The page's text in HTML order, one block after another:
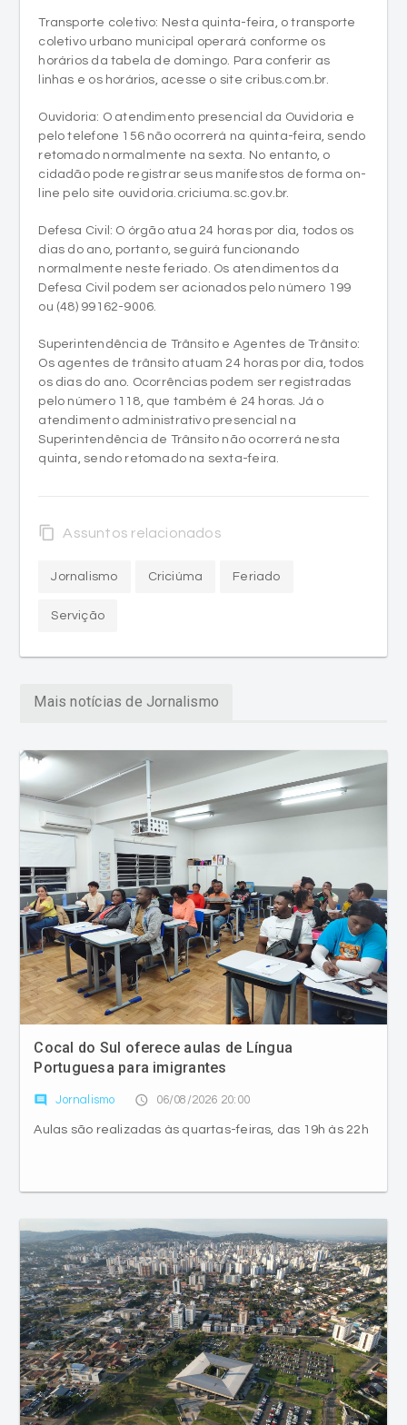
Transporte coletivo: Nesta quinta-feira, o transporte
coletivo urbano municipal operará conforme os
horários da tabela de domingo. Para conferir as
linhas e os horários, acesse o site cribus.com.br.
Ouvidoria: O atendimento presencial da Ouvidoria e
pelo telefone 156 não ocorrerá na quinta-feira, sendo
retomado normalmente na sexta. No entanto, o
cidadão pode registrar seus manifestos de forma on-
line pelo site ouvidoria.criciuma.sc.gov.br.
Defesa Civil: O órgão atua 24 horas por dia, todos os
dias do ano, portanto, seguirá funcionando
normalmente neste feriado. Os atendimentos da
Defesa Civil podem ser acionados pelo número 199
ou (48) 99162-9006.
Superintendência de Trânsito e Agentes de Trânsito:
Os agentes de trânsito atuam 24 horas por dia, todos
os dias do ano. Ocorrências podem ser registradas
pelo número 118, que também é 24 horas. Já o
atendimento administrativo presencial na
Superintendência de Trânsito não ocorrerá nesta
quinta, sendo retomado na sexta-feira.
content_copy Assuntos relacionados
Jornalismo Criciúma Feriado
Servição
Mais notícias de Jornalismo
Cocal do Sul oferece aulas de Língua
Portuguesa para imigrantes
comment Jornalismo access_time 06/08/2026 20:00
Aulas são realizadas às quartas-feiras, das 19h às 22h